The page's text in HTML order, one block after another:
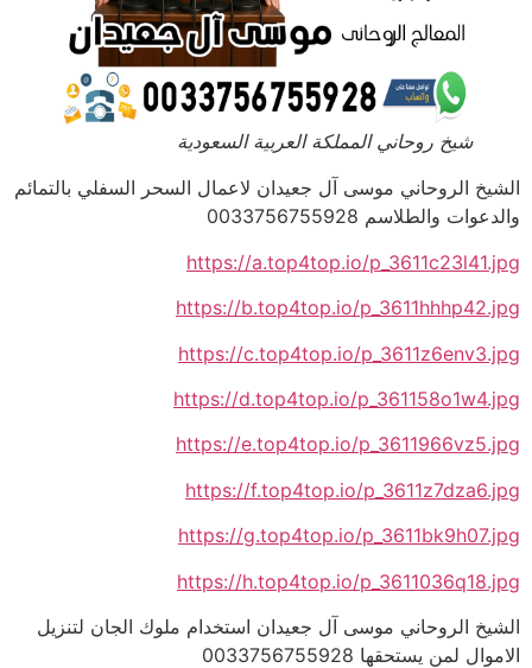
شيخ روحاني المملكة العربية السعودية
الشيخ الروحاني موسى آل جعيدان لاعمال السحر السفلي بالتمائم
والدعوات والطلاسم 0033756755928
https://a.top4top.io/p_3611c23l41.jpg
https://b.top4top.io/p_3611hhhp42.jpg
https://c.top4top.io/p_3611z6env3.jpg
https://d.top4top.io/p_361158o1w4.jpg
https://e.top4top.io/p_3611966vz5.jpg
https://f.top4top.io/p_3611z7dza6.jpg
https://g.top4top.io/p_3611bk9h07.jpg
https://h.top4top.io/p_3611036q18.jpg
الشيخ الروحاني موسى آل جعيدان استخدام ملوك الجان لتنزيل
الاموال لمن يستحقها 0033756755928